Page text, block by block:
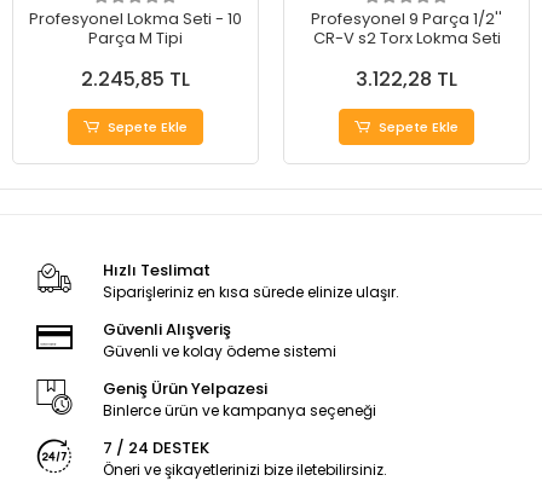
Profesyonel Lokma Seti - 10
Parça M Tipi
2.245,85 TL
Sepete Ekle
Profesyonel 9 Parça 1/2''
CR-V s2 Torx Lokma Seti
3.122,28 TL
Sepete Ekle
Hızlı Teslimat
Siparişleriniz en kısa sürede elinize ulaşır.
Güvenli Alışveriş
Güvenli ve kolay ödeme sistemi
Geniş Ürün Yelpazesi
Binlerce ürün ve kampanya seçeneği
7 / 24 DESTEK
Öneri ve şikayetlerinizi bize iletebilirsiniz.